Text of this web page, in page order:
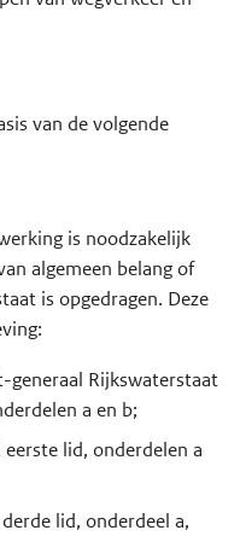
van de volgende
is noodzakelijk
algemeen belang of
is opgedragen. Deze
Rijkswaterstaat
a en b;
lid, onderdelen a
lid, onderdeel a,